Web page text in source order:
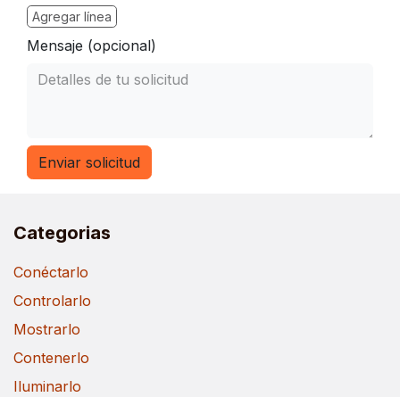
Agregar línea
Mensaje (opcional)
Enviar solicitud
Categorias
Conéctarlo
Controlarlo
Mostrarlo
Contenerlo
Iluminarlo